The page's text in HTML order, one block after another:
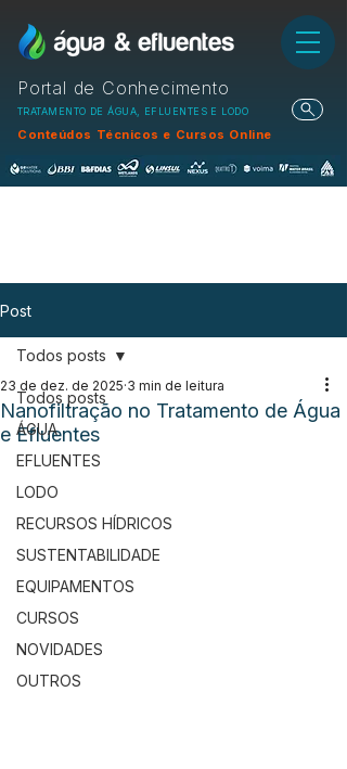
Portal de Conhecimento
TRATAMENTO DE ÁGUA, EFLUENTES E LODO
Conteúdos Técnicos e Cursos Online
Post
Todos posts
ÁGUA
EFLUENTES
LODO
RECURSOS HÍDRICOS
SUSTENTABILIDADE
EQUIPAMENTOS
CURSOS
NOVIDADES
OUTROS
Todos posts
Nanofiltração no Tratamento de Água
e Efluentes
23 de dez. de 2025 3 min de leitura